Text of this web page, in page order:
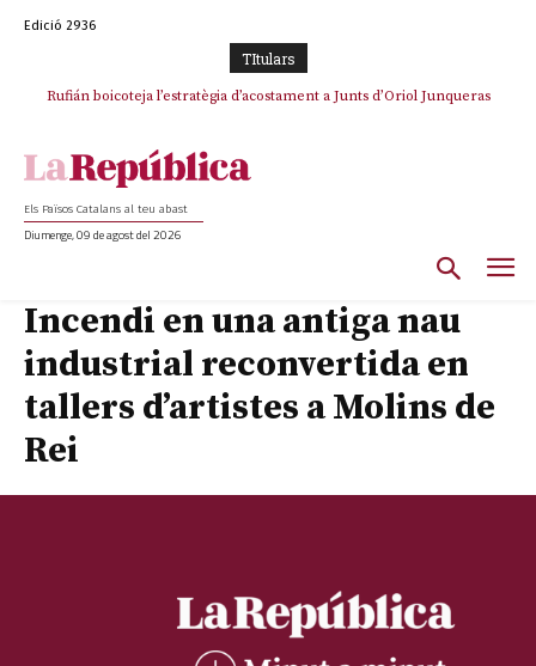
Edició 2936
TItulars
Rufián boicoteja l’estratègia d’acostament a Junts d’Oriol Junqueras
Els Països Catalans al teu abast
Diumenge, 09 de agost del 2026
Incendi en una antiga nau
industrial reconvertida en
tallers d’artistes a Molins de
Rei